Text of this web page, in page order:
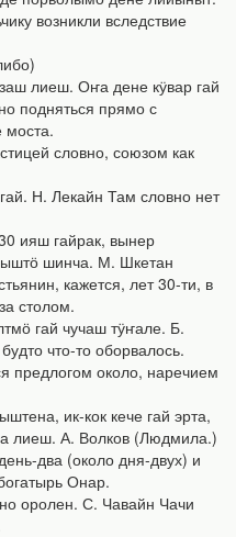
возникли вследствие
лиеш. Оҥа дене кӱвар гай
подняться прямо с
моста.
словно, союзом как
Н. Лекайн Там словно нет
ияш гайрак, вынер
шинча. М. Шкетан
кажется, лет 30-ти, в
столом.
гай чучаш тӱҥале. Б.
что-то оборвалось.
предлогом около, наречием
ик-кок кече гай эрта,
лиеш. А. Волков (Людмила.)
два (около дня-двух) и
Онар.
оролен. С. Чавайн Чачи